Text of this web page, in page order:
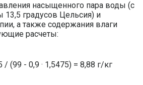
насыщенного пара воды (с
13,5 градусов Цельсия) и
а также содержания влаги
расчеты:
/ (99 - 0,9 · 1,5475) = 8,88 г/кг